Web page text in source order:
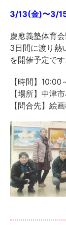
3/13(金)〜3/
慶應義塾体育
3日間に渡り熱
を開催予定です
【時間】
【場所】中津
【問合先】絵